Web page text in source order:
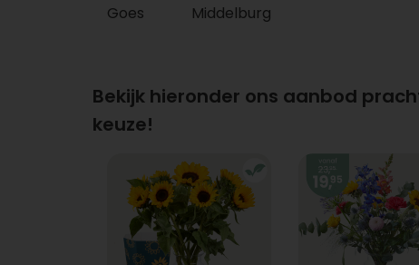
Goes Middelburg
Bekijk hieronder ons aanbod
keuze!